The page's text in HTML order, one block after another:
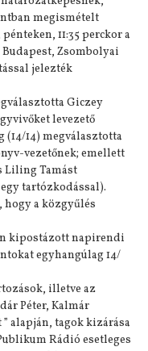
megismételt
11:35 perckor a
Budapest, Zsombolyai
jelezték
Giczey
levezető
14) megválasztotta
vezetőnek; emellett
Liling Tamást
tartózkodással).
a közgyűlés
kipostázott napirendi
egyhangúlag 14/
illetve az
Péter, Kalmár
alapján, tagok kizárása
Rádió esetleges